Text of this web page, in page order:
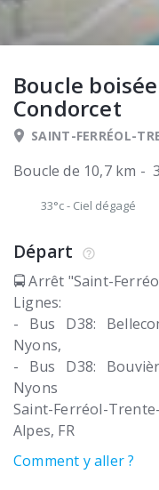
Boucle
Condorcet
SAINT-FERRÉOL-
Boucle de 10,7 km -
33°c- Ciel dégagé
Départ
🚍 Arrêt "Saint-
Lignes:
- Bus D38:
Nyons,
- Bus D38:
Nyons
Saint-Ferréol-
Alpes FR
Comment y aller ?